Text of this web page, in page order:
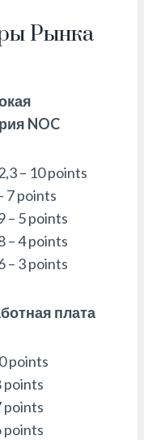
Рынка
NOC
– 10 points
7 points
– 5 points
– 4 points
– 3 points
плата
points
points
points
points